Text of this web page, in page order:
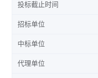
投标截止时间
招标单位
中标单位
代理单位